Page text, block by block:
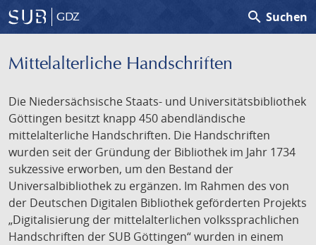
GDZ search Suchen
Mittelalterliche Handschriften
Die Niedersächsische Staats- und Universitätsbibliothek
Göttingen besitzt knapp 450 abendländische
mittelalterliche Handschriften. Die Handschriften
wurden seit der Gründung der Bibliothek im Jahr 1734
sukzessive erworben, um den Bestand der
Universalbibliothek zu ergänzen. Im Rahmen des von
der Deutschen Digitalen Bibliothek geförderten Projekts
„Digitalisierung der mittelalterlichen volkssprachlichen
Handschriften der SUB Göttingen“ wurden in einem